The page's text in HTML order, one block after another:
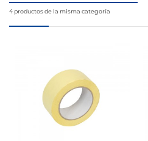
4 productos de la misma categoría